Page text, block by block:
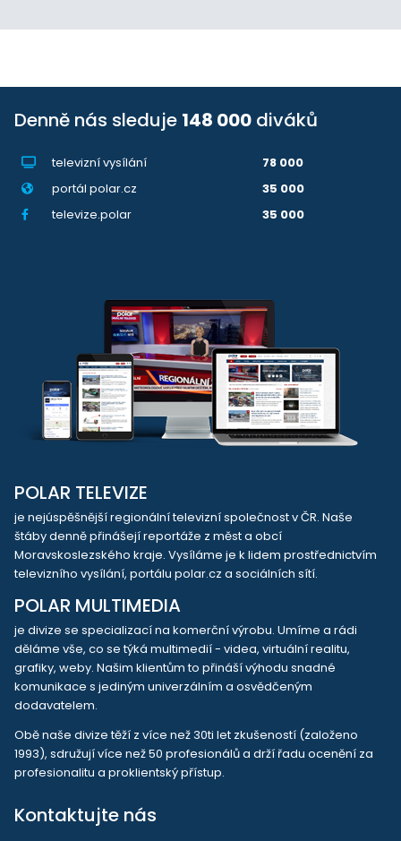
Denně nás sleduje 148 000 diváků
televizní vysílání
78 000
portál polar.cz
35 000
televize.polar
35 000
POLAR TELEVIZE
je nejúspěšnější regionální televizní společnost v ČR. Naše
štáby denně přinášejí reportáže z měst a obcí
Moravskoslezského kraje. Vysíláme je k lidem prostřednictvím
televizního vysílání, portálu polar.cz a sociálních sítí.
POLAR MULTIMEDIA
je divize se specializací na komerční výrobu. Umíme a rádi
děláme vše, co se týká multimedií - videa, virtuální realitu,
grafiky, weby. Našim klientům to přináší výhodu snadné
komunikace s jediným univerzálním a osvědčeným
dodavatelem.
Obě naše divize těží z více než 30ti let zkušeností (založeno
1993), sdružují více než 50 profesionálů a drží řadu ocenění za
profesionalitu a proklientský přístup.
Kontaktujte nás